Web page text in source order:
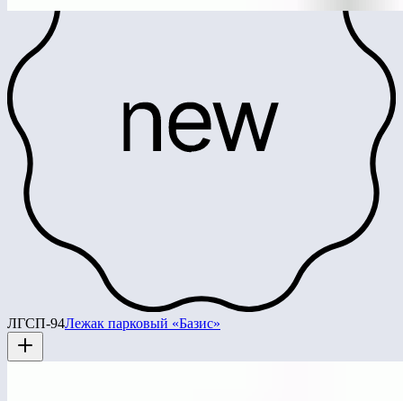
ЛГСП-94Лежак парковый «Базис»